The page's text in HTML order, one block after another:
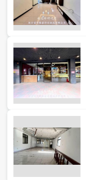
新竹市
新竹縣
苗栗縣
台中市
彰化縣
南投縣
雲林縣
雅房
辦公
車位
坪數
不拘